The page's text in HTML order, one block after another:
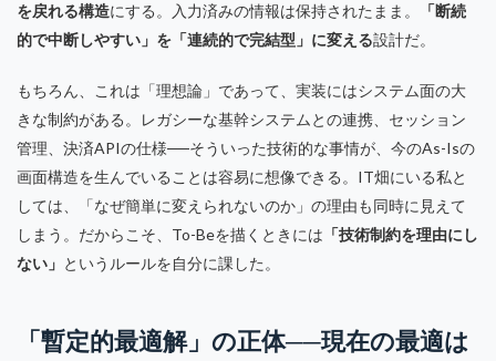
を戻れる構造にする。入力済みの情報は保持されたまま。
「断続
的で中断しやすい」を「連続的で完結型」に変える設計だ。
もちろん、これは「理想論」であって、実装にはシステム面の大
きな制約がある。レガシーな基幹システムとの連携、セッション
管理、決済APIの仕様──そういった技術的な事情が、今のAs-Isの
画面構造を生んでいることは容易に想像できる。IT畑にいる私と
しては、「なぜ簡単に変えられないのか」の理由も同時に見えて
しまう。だからこそ、To-Beを描くときには 「技術制約を理由にし
ない」 というルールを自分に課した。
「暫定的最適解」の正体──現在の最適は